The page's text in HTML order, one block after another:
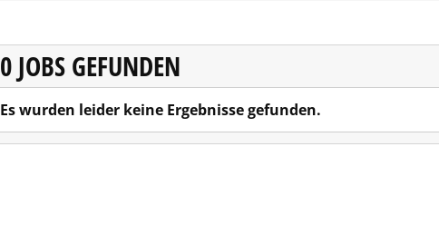
0 JOBS GEFUNDEN
Es wurden leider keine Ergebnisse gefunden.